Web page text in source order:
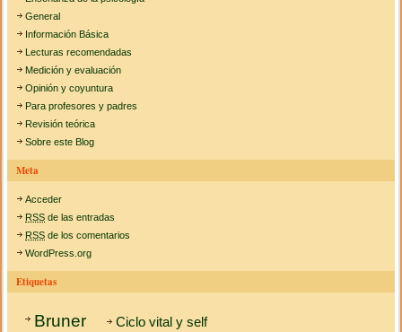
General
Información Básica
Lecturas recomendadas
Medición y evaluación
Opinión y coyuntura
Para profesores y padres
Revisión teórica
Sobre este Blog
Meta
Acceder
RSS de las entradas
RSS de los comentarios
WordPress.org
Etiquetas
Bruner Ciclo vital y self